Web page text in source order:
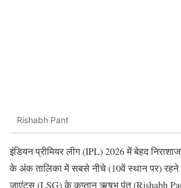
Rishabh Pant
इंडियन प्रीमियर लीग (IPL) 2026 में बेहद
के अंक तालिका में सबसे नीचे (10वें स्थान पर)
जाएंट्स (LSG) के कप्तान ऋषभ पंत (Rishabh